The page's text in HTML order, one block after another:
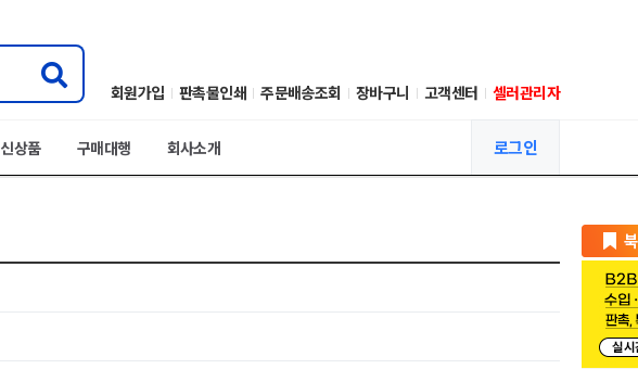
회원가입 판촉물인쇄 주문배송조회 장바구니 고객센터 셀러관리자
신상품 구매대행 회사소개 로그인